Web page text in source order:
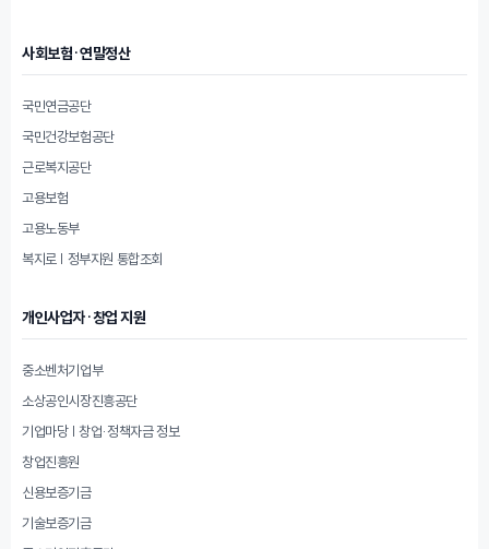
사회보험·연말정산
국민연금공단
국민건강보험공단
근로복지공단
고용보험
고용노동부
복지로 | 정부지원 통합조회
개인사업자·창업 지원
중소벤처기업부
소상공인시장진흥공단
기업마당 | 창업·정책자금 정보
창업진흥원
신용보증기금
기술보증기금